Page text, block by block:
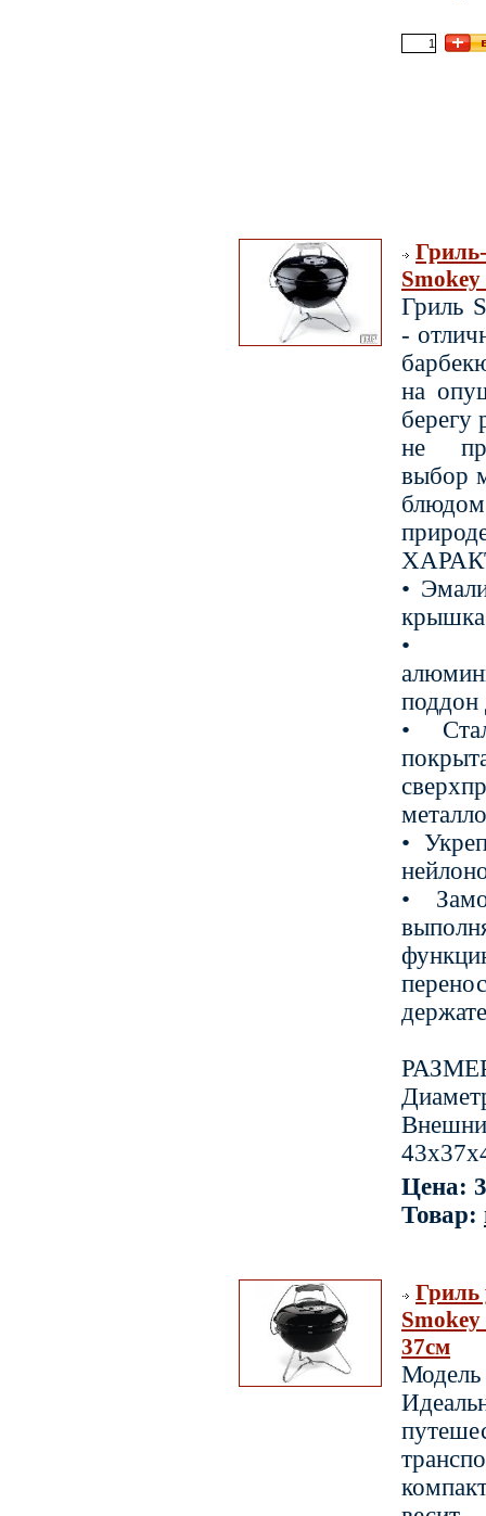
Гриль
-
на
берегу
не
выбор
•
•
поддон
•
•
•
Цена:
Товар:
Гриль
37см